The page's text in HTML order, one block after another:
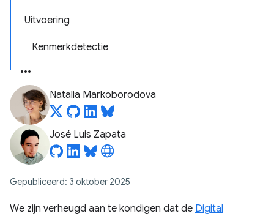
Uitvoering
Kenmerkdetectie
Natalia Markoborodova
José Luis Zapata
Gepubliceerd: 3 oktober 2025
We zijn verheugd aan te kondigen dat de Digital